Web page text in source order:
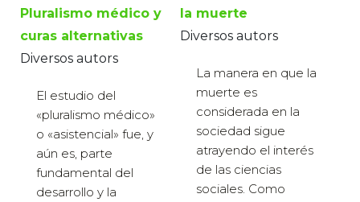
Pluralismo médico y
curas alternativas
Diversos autors
El estudio del
«pluralismo médico»
o «asistencial» fue, y
aún es, parte
fundamental del
desarrollo y la
la muerte
Diversos autors
La manera en que la
muerte es
considerada en la
sociedad sigue
atrayendo el interés
de las ciencias
sociales. Como